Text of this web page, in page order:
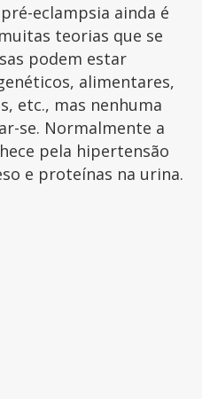
eclampsia ainda é
teorias que se
podem estar
alimentares,
etc., mas nenhuma
se. Normalmente a
pela hipertensão
e proteínas na urina.